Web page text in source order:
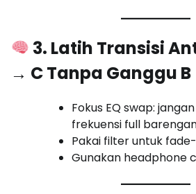
3. Latih Transisi
→ C Tanpa Ganggu B
Fokus EQ swap:
frekuensi full
Pakai filter untuk
Gunakan headphone